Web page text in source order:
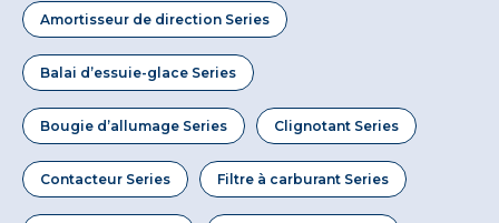
Amortisseur de direction Series
Balai d’essuie-glace Series
Bougie d’allumage Series Clignotant Series
Contacteur Series Filtre à carburant Series